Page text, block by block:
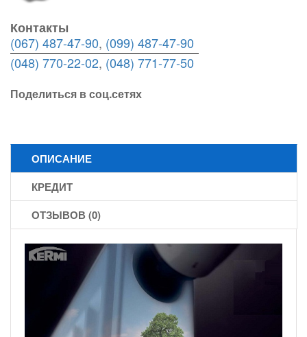
Контакты
(067) 487-47-90, (099) 487-47-90
(048) 770-22-02, (048) 771-77-50
Поделиться в соц.сетях
ОПИСАНИЕ
КРЕДИТ
ОТЗЫВОВ (0)